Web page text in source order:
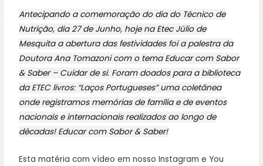
Antecipando a comemoração do dia do Técnico de
Nutrição, dia 27 de Junho, hoje na Etec Júlio de
Mesquita a abertura das festividades foi a palestra da
Doutora Ana Tomazoni com o tema Educar com Sabor
& Saber – Cuidar de si. Foram doados para a biblioteca
da ETEC livros: “Laços Portugueses” uma coletânea
onde registramos memórias de família e de eventos
nacionais e internacionais realizados ao longo de
décadas! Educar com Sabor & Saber!
Esta matéria com vídeo em nosso Instagram e You